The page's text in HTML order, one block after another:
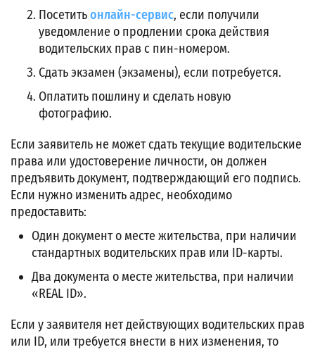
Посетитьонлайн-сервис, если получили
уведомление о продлении срока действия
водительских прав с пин-номером.
Сдать экзамен (экзамены), если потребуется.
Оплатить пошлину и сделать новую
фотографию.
Если заявитель не может сдать текущие водительские
права или удостоверение личности, он должен
предъявить документ, подтверждающий его подпись.
Если нужно изменить адрес, необходимо
предоставить:
Один документ о месте жительства, при наличии
стандартных водительских прав или ID-карты.
Два документа о месте жительства, при наличии
«REAL ID».
Если у заявителя нет действующих водительских прав
или ID, или требуется внести в них изменения, то